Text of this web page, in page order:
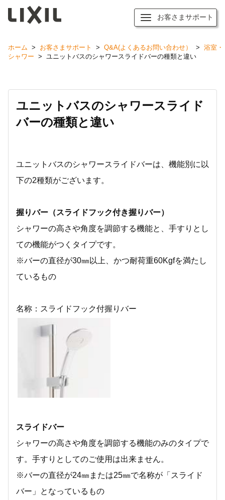
お客さまサポート
ホーム > お客さまサポート > Q&A(よくあるお問い合わせ） > 浴室・
シャワー > ユニットバスのシャワースライドバーの種類と違い
ユニットバスのシャワースライド
バーの種類と違い
ユニットバスのシャワースライドバーは、機能別に以
下の2種類がございます。
握りバー（スライドフック付き握りバー）
シャワーの高さや角度を調節する機能と、手すりとし
ての機能がつくタイプです。
※バーの直径が30㎜以上、かつ耐荷重60Kgfを満たし
ているもの
名称：スライドフック付握りバー
スライドバー
シャワーの高さや角度を調節する機能のみのタイプで
す。手すりとしてのご使用は出来ません。
※バーの直径が24㎜または25㎜で名称が「スライド
バー」となっているもの